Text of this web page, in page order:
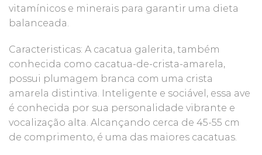
vitamínicos e minerais para garantir uma dieta
balanceada.
Caracteristicas: A cacatua galerita, também
conhecida como cacatua-de-crista-amarela,
possui plumagem branca com uma crista
amarela distintiva. Inteligente e sociável, essa ave
é conhecida por sua personalidade vibrante e
vocalização alta. Alcançando cerca de 45-55 cm
de comprimento, é uma das maiores cacatuas.